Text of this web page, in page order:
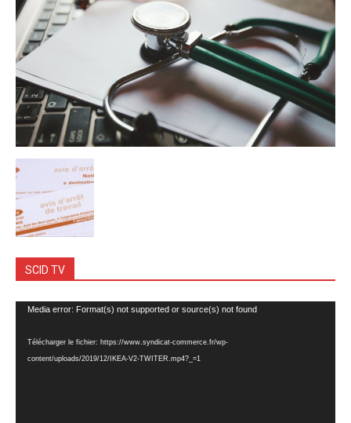
SCID TV
Lecteur
Media error: Format(s) not supported or source(s) not found
Télécharger le fichier: https://www.syndicat-commerce.fr/wp-
content/uploads/2019/12/IKEA-V2-TWITER.mp4?_=1